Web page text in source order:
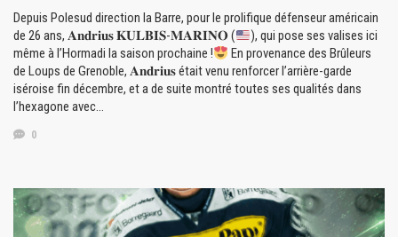
Depuis Polesud direction la Barre, pour le prolifique défenseur américain
de 26 ans, 𝐀𝐧𝐝𝐫𝐢𝐮𝐬 𝐊𝐔𝐋𝐁𝐈𝐒-𝐌𝐀𝐑𝐈𝐍𝐎 (
), qui pose ses valises ici
même à l’Hormadi la saison prochaine !
En provenance des Brûleurs
de Loups de Grenoble, 𝐀𝐧𝐝𝐫𝐢𝐮𝐬 était venu renforcer l’arrière-garde
iséroise fin décembre, et a de suite montré toutes ses qualités dans
l’hexagone avec…
0